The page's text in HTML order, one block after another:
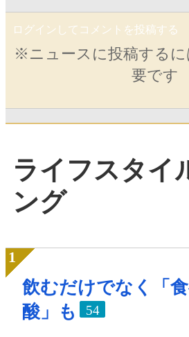
ログインしてコメントを投稿する
※ニュースに投稿する
要です
ライフスタイ
ング
飲むだけでなく「
酸」も
54